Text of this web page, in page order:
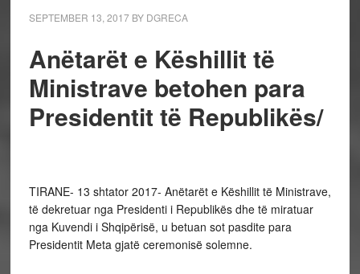
SEPTEMBER 13, 2017BY DGRECA
Anëtarët e Këshillit të
Ministrave betohen para
Presidentit të Republikës/
TIRANE- 13 shtator 2017- Anëtarët e Këshillit të Ministrave,
të dekretuar nga Presidenti i Republikës dhe të miratuar
nga Kuvendi i Shqipërisë, u betuan sot pasdite para
Presidentit Meta gjatë ceremonisë solemne.